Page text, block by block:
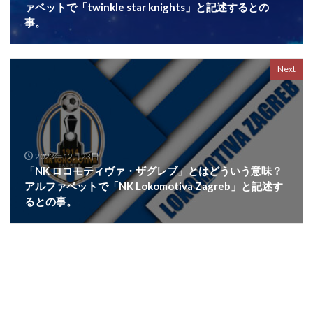
ァベットで「twinkle star knights」と記述するとの
事。
Next
2023年12月23日
「NK ロコモティヴァ・ザグレブ」とはどういう意味？
アルファベットで「NK Lokomotiva Zagreb」と記述す
るとの事。